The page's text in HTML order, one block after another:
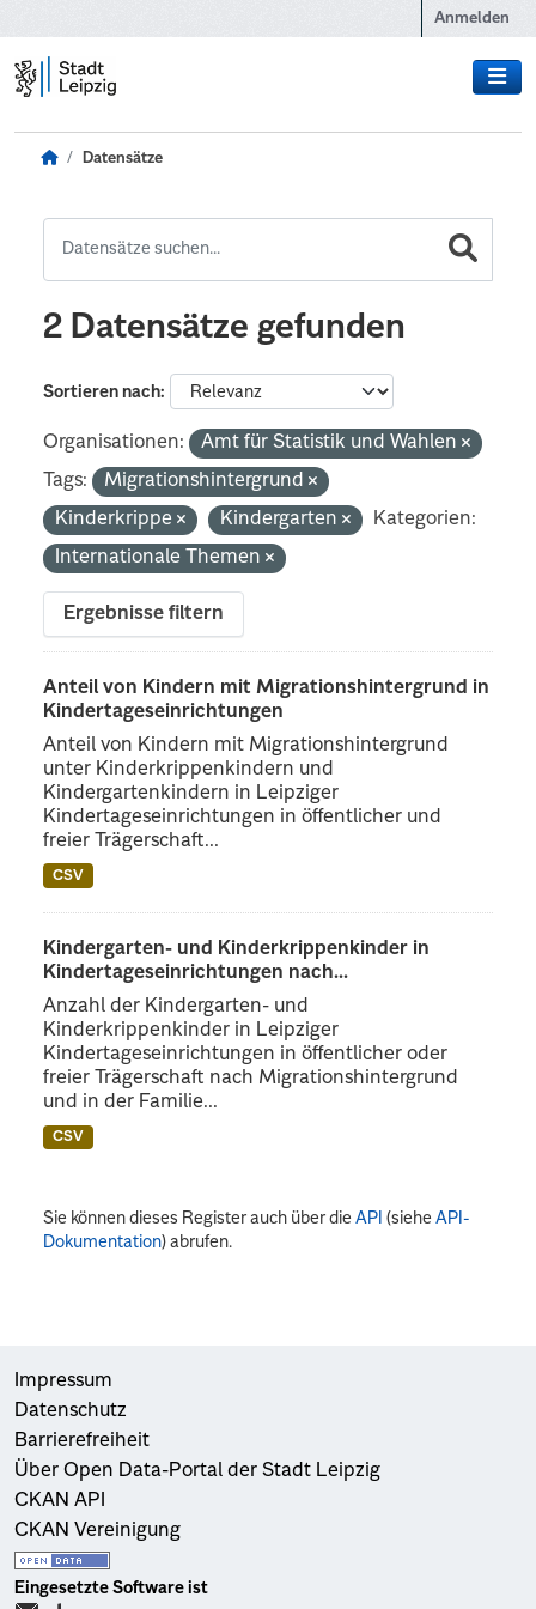
Anmelden
Datensätze
2 Datensätze gefunden
Sortieren nach
Organisationen:
Amt für Statistik und Wahlen
Tags:
Migrationshintergrund
Kinderkrippe
Kindergarten
Kategorien:
Internationale Themen
Ergebnisse filtern
Anteil von Kindern mit Migrationshintergrund in
Kindertageseinrichtungen
Anteil von Kindern mit Migrationshintergrund
unter Kinderkrippenkindern und
Kindergartenkindern in Leipziger
Kindertageseinrichtungen in öffentlicher und
freier Trägerschaft...
CSV
Kindergarten- und Kinderkrippenkinder in
Kindertageseinrichtungen nach...
Anzahl der Kindergarten- und
Kinderkrippenkinder in Leipziger
Kindertageseinrichtungen in öffentlicher oder
freier Trägerschaft nach Migrationshintergrund
und in der Familie...
CSV
Sie können dieses Register auch über dieAPI (sieheAPI-
Dokumentation) abrufen.
Impressum
Datenschutz
Barrierefreiheit
Über Open Data-Portal der Stadt Leipzig
CKAN API
CKAN Vereinigung
Eingesetzte Software ist